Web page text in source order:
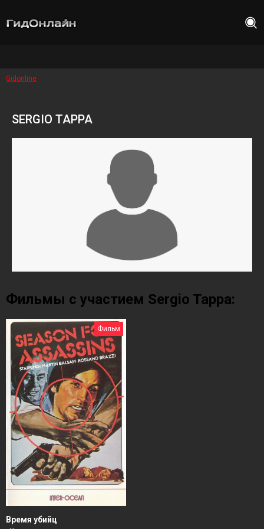
Gidonline
SERGIO TAPPA
Фильмы с участием Sergio Tappa:
Фильм
Время убийц